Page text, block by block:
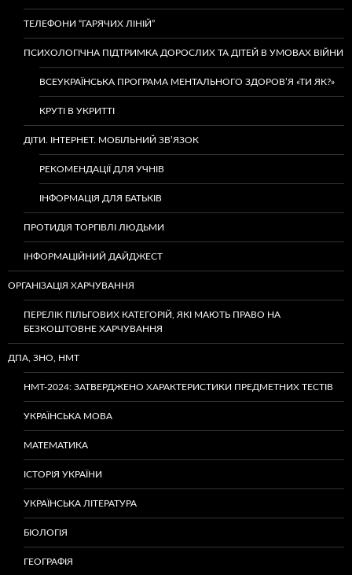
ТЕЛЕФОНИ “ГАРЯЧИХ ЛІНІЙ”
ПСИХОЛОГІЧНА ПІДТРИМКА ДОРОСЛИХ ТА ДІТЕЙ В УМОВАХ ВІЙНИ
ВСЕУКРАЇНСЬКА ПРОГРАМА МЕНТАЛЬНОГО ЗДОРОВ’Я «ТИ ЯК?»
КРУТІ В УКРИТТІ
ДІТИ. ІНТЕРНЕТ. МОБІЛЬНИЙ ЗВ’ЯЗОК
РЕКОМЕНДАЦІЇ ДЛЯ УЧНІВ
ІНФОРМАЦІЯ ДЛЯ БАТЬКІВ
ПРОТИДІЯ ТОРГІВЛІ ЛЮДЬМИ
ІНФОРМАЦІЙНИЙ ДАЙДЖЕСТ
ОРГАНІЗАЦІЯ ХАРЧУВАННЯ
ПЕРЕЛІК ПІЛЬГОВИХ КАТЕГОРІЙ, ЯКІ МАЮТЬ ПРАВО НА
БЕЗКОШТОВНЕ ХАРЧУВАННЯ
ДПА, ЗНО, НМТ
НМТ-2024: ЗАТВЕРДЖЕНО ХАРАКТЕРИСТИКИ ПРЕДМЕТНИХ ТЕСТІВ
УКРАЇНСЬКА МОВА
МАТЕМАТИКА
ІСТОРІЯ УКРАЇНИ
УКРАЇНСЬКА ЛІТЕРАТУРА
БІОЛОГІЯ
ГЕОГРАФІЯ